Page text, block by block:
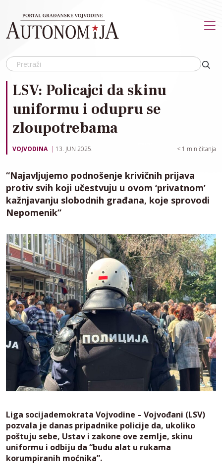
LSV: Policajci da skinu
uniformu i odupru se
zloupotrebama
VOJVODINA 13. JUN 2025. < 1 min čitanja
“Najavljujemo podnošenje krivičnih prijava
protiv svih koji učestvuju u ovom ‘privatnom’
kažnjavanju slobodnih građana, koje sprovodi
Nepomenik”
Liga socijademokrata Vojvodine – Vojvođani (LSV)
pozvala je danas pripadnike policije da, ukoliko
poštuju sebe, Ustav i zakone ove zemlje, skinu
uniformu i odbiju da “budu alat u rukama
korumpiranih moćnika”.